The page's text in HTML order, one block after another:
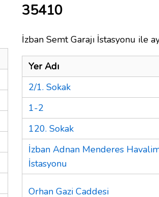
35410
İzban Semt Garajı İstasyonu ile
Yer Adı
2/1. Sokak
1-2
120. Sokak
İzban Adnan Menderes
İstasyonu
Orhan Gazi Caddesi